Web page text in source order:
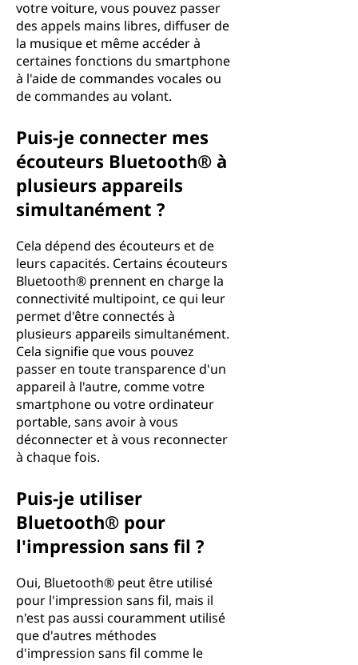
votre voiture, vous pouvez passer
des appels mains libres, diffuser de
la musique et même accéder à
certaines fonctions du smartphone
à l'aide de commandes vocales ou
de commandes au volant.
Puis-je connecter mes
écouteurs Bluetooth® à
plusieurs appareils
simultanément ?
Cela dépend des écouteurs et de
leurs capacités. Certains écouteurs
Bluetooth® prennent en charge la
connectivité multipoint, ce qui leur
permet d'être connectés à
plusieurs appareils simultanément.
Cela signifie que vous pouvez
passer en toute transparence d'un
appareil à l'autre, comme votre
smartphone ou votre ordinateur
portable, sans avoir à vous
déconnecter et à vous reconnecter
à chaque fois.
Puis-je utiliser
Bluetooth® pour
l'impression sans fil ?
Oui, Bluetooth® peut être utilisé
pour l'impression sans fil, mais il
n'est pas aussi couramment utilisé
que d'autres méthodes
d'impression sans fil comme le